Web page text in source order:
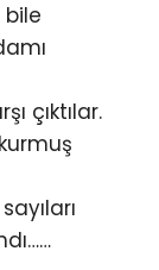
bile
çıktılar.